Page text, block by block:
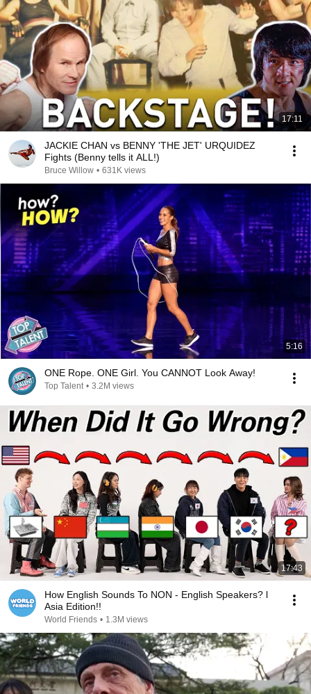
17:11
JACKIE CHAN vs BENNY 'THE JET' URQUIDEZ
Fights (Benny tells it ALL!)
Bruce Willow • 631K views
5:16
ONE Rope. ONE Girl. You CANNOT Look Away!
Top Talent • 3.2M views
17:43
How English Sounds To NON - English Speakers? l
Asia Edition!!
World Friends • 1.3M views